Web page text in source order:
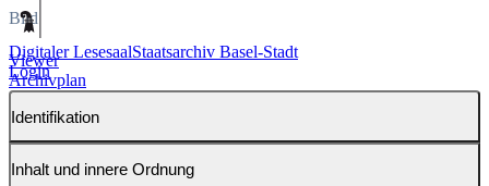
Digitaler LesesaalStaatsarchiv Basel-Stadt
Login
Bild
Viewer
Archivplan
Identifikation
Inhalt und innere Ordnung